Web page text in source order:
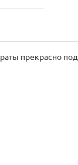
прекрасно